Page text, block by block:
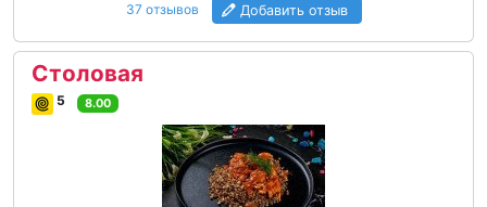
37 отзывов Добавить отзыв
Столовая
5 8.00